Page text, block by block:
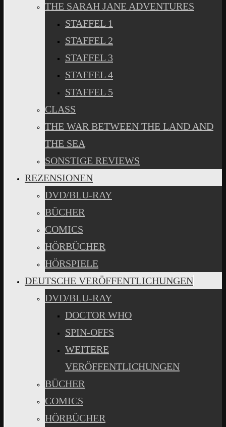
THE SARAH JANE ADVENTURES
STAFFEL 1
STAFFEL 2
STAFFEL 3
STAFFEL 4
STAFFEL 5
CLASS
THE WAR BETWEEN THE LAND AND
THE SEA
SONSTIGE REVIEWS
REZENSIONEN
DVD/BLU-RAY
BÜCHER
COMICS
HÖRBÜCHER
HÖRSPIELE
DEUTSCHE VERÖFFENTLICHUNGEN
DVD/BLU-RAY
DOCTOR WHO
SPIN-OFFS
WEITERE
VERÖFFENTLICHUNGEN
BÜCHER
COMICS
HÖRBÜCHER